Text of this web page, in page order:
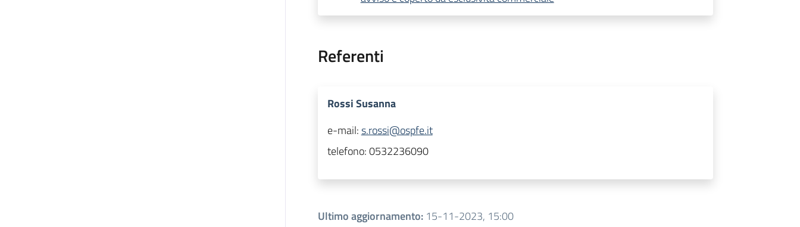
Referenti
Rossi Susanna
e-mail:s.rossi@ospfe.it
telefono:0532236090
Ultimo aggiornamento: 15-11-2023, 15:00